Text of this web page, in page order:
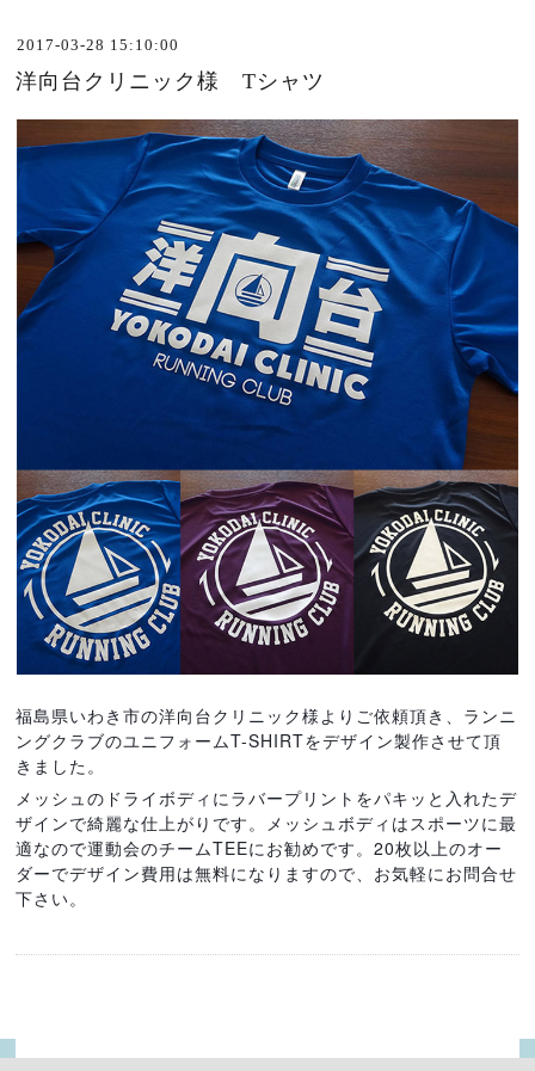
2017-03-28 15:10:00
洋向台クリニック様 Tシャツ
福島県いわき市の洋向台クリニック様よりご依頼頂き、ランニ
ングクラブのユニフォームT-SHIRTをデザイン製作させて頂
きました。
メッシュのドライボディにラバープリントをパキッと入れたデ
ザインで綺麗な仕上がりです。メッシュボディはスポーツに最
適なので運動会のチームTEEにお勧めです。20枚以上のオー
ダーでデザイン費用は無料になりますので、お気軽にお問合せ
下さい。